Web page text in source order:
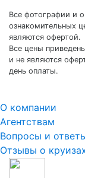
Все фотографии и
ознакомительных
являются офертой.
Все цены
и не являются
день оплаты.
О компании
Агентствам
Вопросы и
Отзывы о